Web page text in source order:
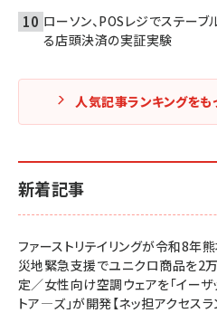
ローソン、POSレジでステーブ
る店頭決済の実証実験
人気記事ランキングをも
新着記事
ファーストリテイリングが令和8年
災地緊急支援でユニクロ商品を2
定／女性向け空調ウェアを「イーザ
トア―ズ」が開発【ネッ担アクセスラ